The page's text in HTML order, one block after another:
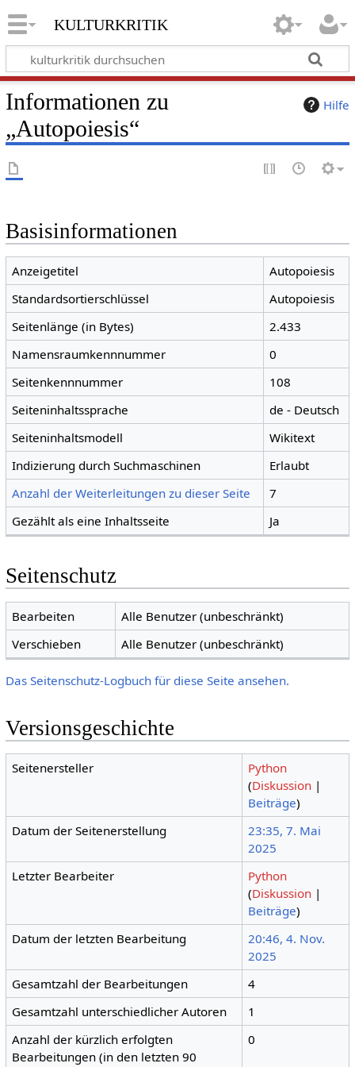
kulturkritik
Hilfe
Informationen zu
„Autopoiesis“
Basisinformationen
Anzeigetitel
Autopoiesis
Standardsortierschlüssel
Autopoiesis
Seitenlänge (in Bytes)
2.433
Namensraumkennnummer
0
Seitenkennnummer
108
Seiteninhaltssprache
de - Deutsch
Seiteninhaltsmodell
Wikitext
Indizierung durch Suchmaschinen
Erlaubt
Anzahl der Weiterleitungen zu dieser Seite
7
Gezählt als eine Inhaltsseite
Ja
Seitenschutz
Bearbeiten
Alle Benutzer (unbeschränkt)
Verschieben
Alle Benutzer (unbeschränkt)
Das Seitenschutz-Logbuch für diese Seite ansehen.
Versionsgeschichte
Seitenersteller
Python
(Diskussion |
Beiträge)
Datum der Seitenerstellung
23:35, 7. Mai
2025
Letzter Bearbeiter
Python
(Diskussion |
Beiträge)
Datum der letzten Bearbeitung
20:46, 4. Nov.
2025
Gesamtzahl der Bearbeitungen
4
Gesamtzahl unterschiedlicher Autoren
1
Anzahl der kürzlich erfolgten
Bearbeitungen (in den letzten 90
0